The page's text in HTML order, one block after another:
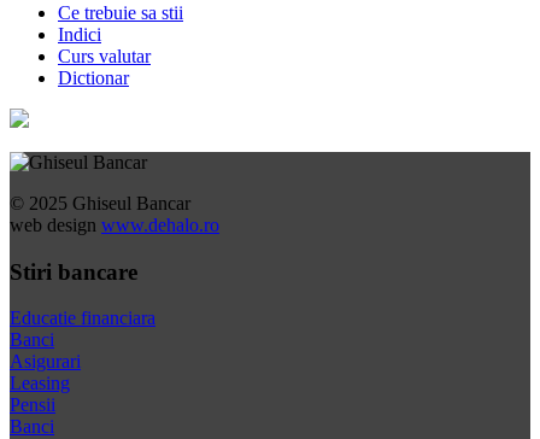
Ce trebuie sa stii
Indici
Curs valutar
Dictionar
© 2025 Ghiseul Bancar
web design www.dehalo.ro
Stiri bancare
Educatie financiara
Banci
Asigurari
Leasing
Pensii
Banci